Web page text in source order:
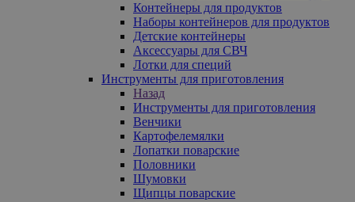
Контейнеры для продуктов
Наборы контейнеров для продуктов
Детские контейнеры
Аксессуары для СВЧ
Лотки для специй
Инструменты для приготовления
Назад
Инструменты для приготовления
Венчики
Картофелемялки
Лопатки поварские
Половники
Шумовки
Щипцы поварские